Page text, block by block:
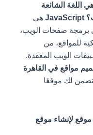
الشائعة
JavaScriptهي
صفحات الويب،
للمواقع، من
الويب المعقدة.
في القاهرة
لك موقعًا
لإنشاء موقع